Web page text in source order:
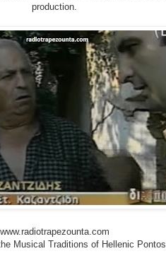
production.
www.radiotrapezounta.com
Musical Traditions of Hellenic Pontos